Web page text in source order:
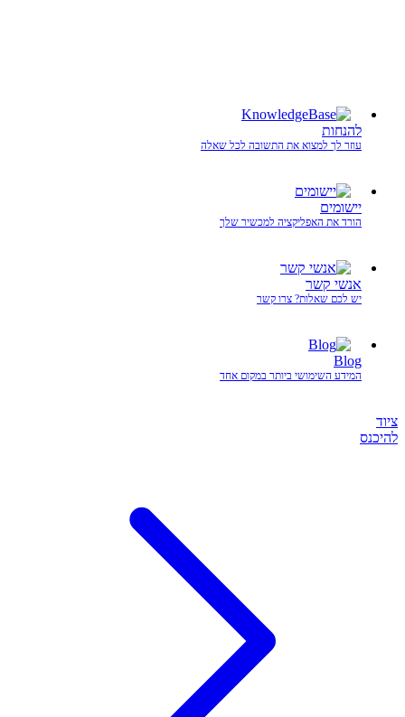
להנחות
עוזר לך למצוא את התשובה לכל שאלה
יישומים
הורד את האפליקציה למכשיר שלך
אנשי קשר
יש לכם שאלות? צרו קשר
Blog
המידע השימושי ביותר במקום אחד
ציוד
להיכנס